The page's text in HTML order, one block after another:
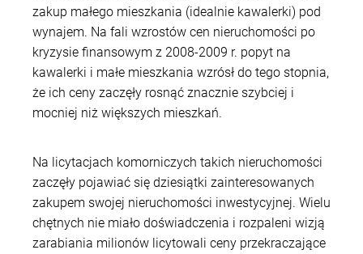
zakup małego mieszkania (idealnie kawalerki) pod
wynajem. Na fali wzrostów cen nieruchomości po
kryzysie finansowym z 2008-2009 r. popyt na
kawalerki i małe mieszkania wzrósł do tego stopnia,
że ich ceny zaczęły rosnąć znacznie szybciej i
mocniej niż większych mieszkań.
Na licytacjach komorniczych takich nieruchomości
zaczęły pojawiać się dziesiątki zainteresowanych
zakupem swojej nieruchomości inwestycyjnej. Wielu
chętnych nie miało doświadczenia i rozpaleni wizją
zarabiania milionów licytowali ceny przekraczające